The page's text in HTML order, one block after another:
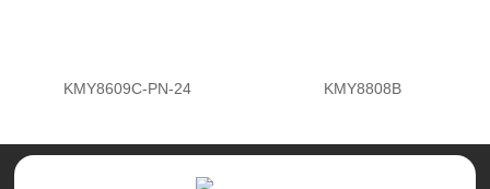
KMY8609C-PN-24 KMY8808B